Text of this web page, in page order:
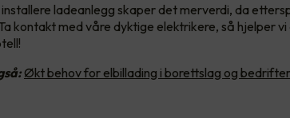
installere ladeanlegg skaper det merverdi, da
kontakt med våre dyktige elektrikere, så hjelper
Økt behov for elbillading i borettslag og bedrifter